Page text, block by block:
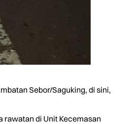
Sebor/Saguking, di sini,
rawatan di Unit Kecemasan